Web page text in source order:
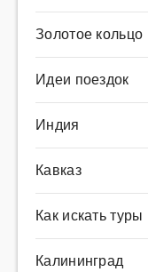
Золотое кольцо
Идеи поездок
Индия
Кавказ
Как искать
Калининград